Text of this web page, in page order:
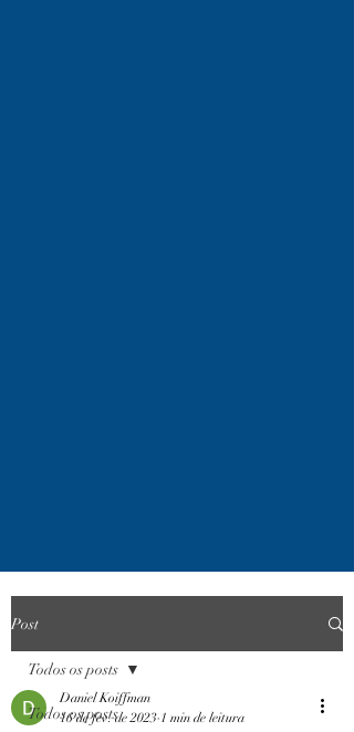
Post
Todos os posts
Todos os posts
Daniel Koiffman
16 de fev. de 2023 1 min de leitura